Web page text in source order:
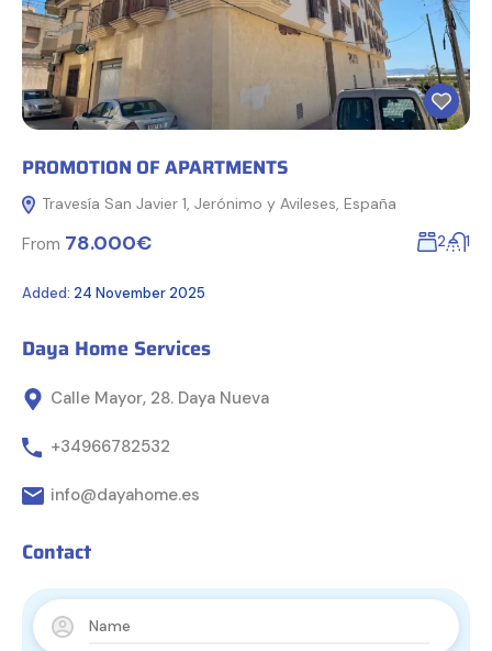
PROMOTION OF APARTMENTS
Travesía San Javier 1, Jerónimo y Avileses, España
From 78.000€ 2 1
Added: 24 November 2025
Daya Home Services
Calle Mayor, 28. Daya Nueva
+34966782532
info@dayahome.es
Contact